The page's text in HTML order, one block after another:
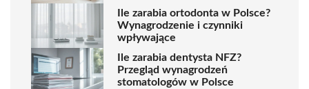
Ile zarabia ortodonta w Polsce?
Wynagrodzenie i czynniki
wpływające
Ile zarabia dentysta NFZ?
Przegląd wynagrodzeń
stomatologów w Polsce